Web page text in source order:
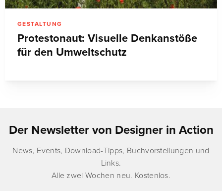
GESTALTUNG
Protestonaut: Visuelle Denkanstöße
für den Umweltschutz
Der Newsletter von Designer in Action
News, Events, Download-Tipps, Buchvorstellungen und
Links.
Alle zwei Wochen neu. Kostenlos.